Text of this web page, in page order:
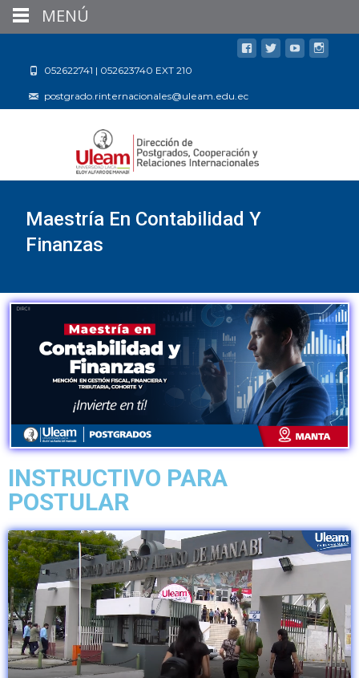
052622741 | 052623740 EXT 210
postgrado.rinternacionales@uleam.edu.ec
Maestría En Contabilidad Y
Finanzas
INSTRUCTIVO PARA
POSTULAR
MENÚ